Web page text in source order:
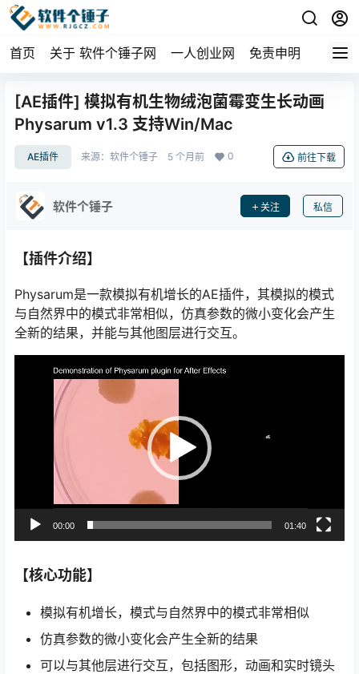
首页 关于 软件个锤子网 一人创业网 免责申明
[AE插件] 模拟有机生物绒泡菌霉变生长动画
Physarum v1.3 支持Win/Mac
AE插件 来源： 软件个锤子 5 个月前 0 前往下载
软件个锤子 关注 私信
【插件介绍】
Physarum是一款模拟有机增长的AE插件，其模拟的模式
与自然界中的模式非常相似，仿真参数的微小变化会产生
全新的结果，并能与其他图层进行交互。
00:00 01:40
【核心功能】
模拟有机增长，模式与自然界中的模式非常相似
仿真参数的微小变化会产生全新的结果
可以与其他层进行交互，包括图形，动画和实时镜头